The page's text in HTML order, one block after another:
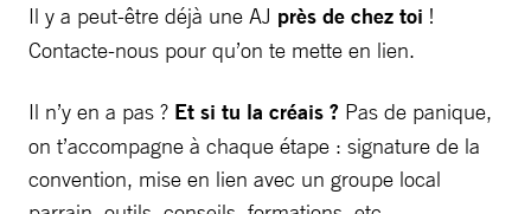
Il y a peut-être déjà une AJ près de chez toi !
Contacte-nous pour qu’on te mette en lien.
Il n’y en a pas ? Et si tu la créais ? Pas de panique,
on t’accompagne à chaque étape : signature de la
convention, mise en lien avec un groupe local